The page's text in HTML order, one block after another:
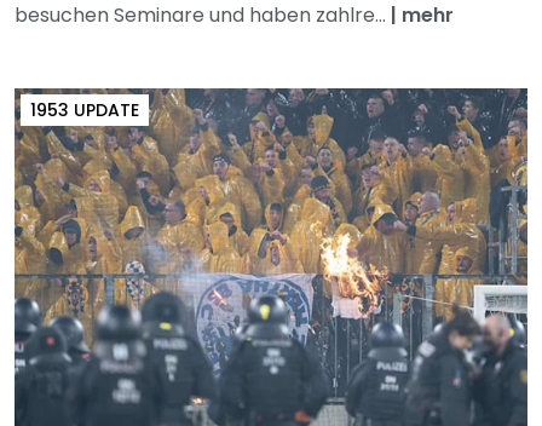
besuchen Seminare und haben zahlre... | mehr
1953 UPDATE